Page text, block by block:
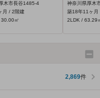
木市長谷1485‐4
月 / 2階建
30.00㎡
神奈川県厚木
築18年11ヶ月
2LDK / 63.29
2,869件